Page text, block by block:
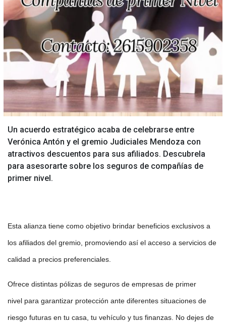
Un acuerdo estratégico acaba de celebrarse entre
Verónica Antón y el gremio Judiciales Mendoza con
atractivos descuentos para sus afiliados. Descubrela
para asesorarte sobre los seguros de compañías de
primer nivel.
Esta alianza tiene como objetivo brindar beneficios exclusivos a
los afiliados del gremio, promoviendo así el acceso a servicios de
calidad a precios preferenciales.
Ofrece distintas pólizas de seguros de empresas de primer
nivel para garantizar protección ante diferentes situaciones de
riesgo futuras en tu casa, tu vehículo y tus finanzas. No dejes de